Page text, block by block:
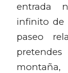
entrada
infinito de
paseo
montaña,